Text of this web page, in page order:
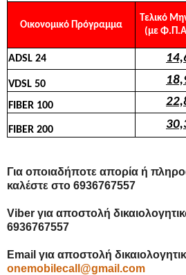
Οικονομικό Πρόγραμμα
Τελικό
(με Φ.Π.Α
ADSL 24
VDSL 50
FIBER 100
FIBER 200
Για οποιαδήποτε απορία ή
καλέστε στο 6936767557
Viber για αποστολή
6936767557
Email για αποστολή
onemobilecall@gmail.com